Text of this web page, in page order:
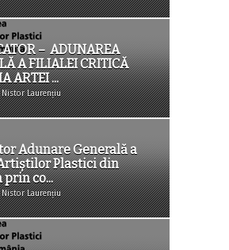
– ADUNAREA
A FILIALEI CRITICĂ
ARTEI ...
Laurențiu
Adunare Generală a
Plastici din
prin co...
Laurențiu